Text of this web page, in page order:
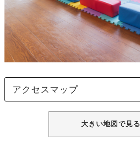
アクセスマップ
大きい地図で見る